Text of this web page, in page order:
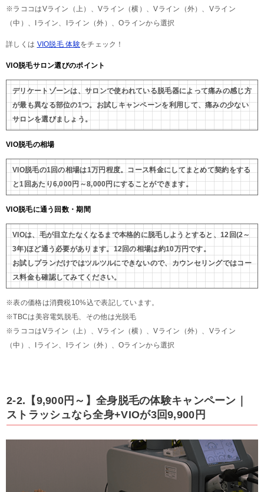
※ラココはVライン（上）、Vライン（横）、Vライン（外）、Vライン
（中）、Iライン、Iライン（外）、Oラインから選択
詳しくは VIO脱毛 体験をチェック！
VIO脱毛サロン選びのポイント
デリケートゾーンは、サロンで使われている脱毛器によって痛みの感じ方
が最も異なる部位の1つ。お試しキャンペーンを利用して、痛みの少ない
サロンを選びましょう。
VIO脱毛の相場
VIO脱毛の1回の相場は1万円程度。コース料金にしてまとめて契約をする
と1回あたり6,000円～8,000円にすることができます。
VIO脱毛に通う回数・期間
VIOは、毛が目立たなくなるまで本格的に脱毛しようとすると、12回(2～
3年)ほど通う必要があります。12回の相場は約10万円です。
お試しプランだけではツルツルにできないので、カウンセリングではコー
ス料金も確認してみてください。
※表の価格は消費税10%込で表記しています。
※TBCは美容電気脱毛、その他は光脱毛
※ラココはVライン（上）、Vライン（横）、Vライン（外）、Vライン
（中）、Iライン、Iライン（外）、Oラインから選択
2-2.【9,900円～】全身脱毛の体験キャンペーン｜
ストラッシュなら全身+VIOが3回9,900円